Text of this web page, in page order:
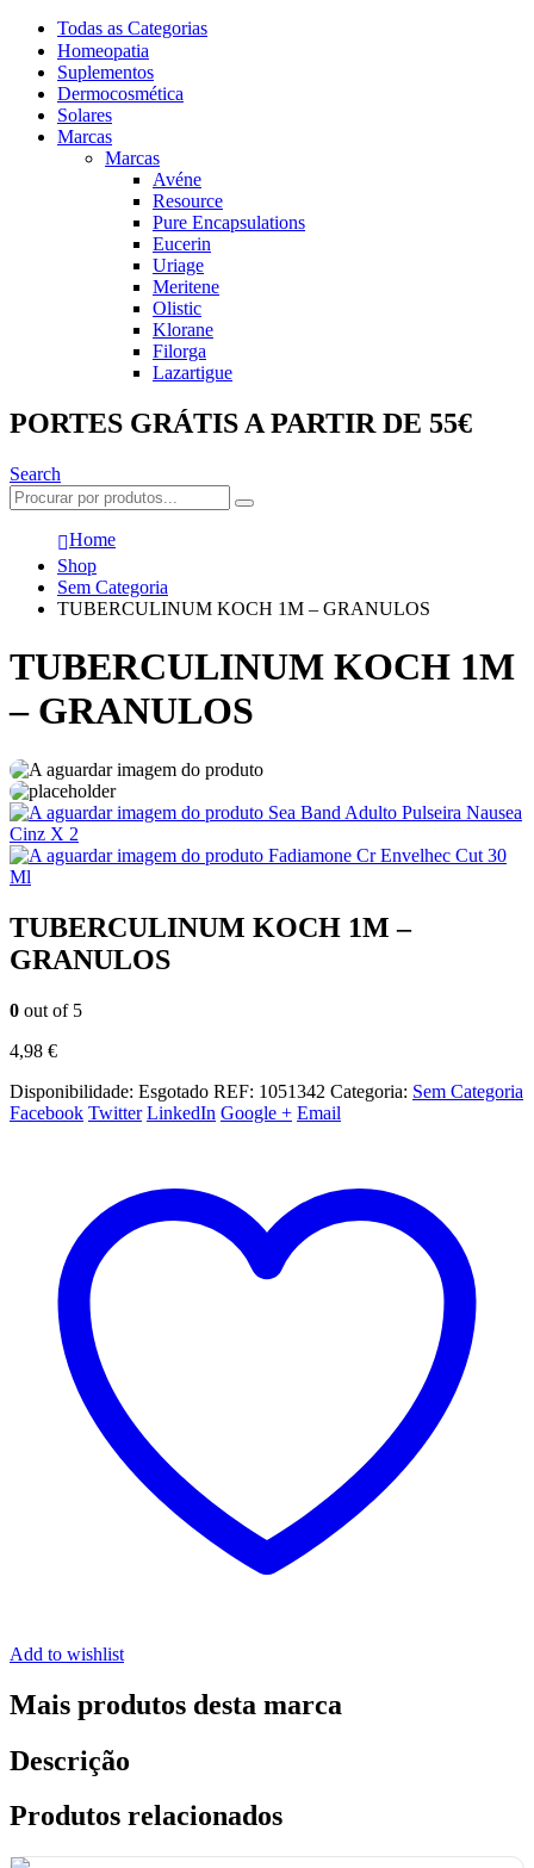
Todas as Categorias
Homeopatia
Suplementos
Dermocosmética
Solares
Marcas
Marcas
Avéne
Resource
Pure Encapsulations
Eucerin
Uriage
Meritene
Olistic
Klorane
Filorga
Lazartigue
PORTES GRÁTIS A PARTIR DE 55€
Search
Home
Shop
Sem Categoria
TUBERCULINUM KOCH 1M – GRANULOS
TUBERCULINUM KOCH 1M
– GRANULOS
Sea Band Adulto Pulseira Nausea
Cinz X 2
Fadiamone Cr Envelhec Cut 30
Ml
TUBERCULINUM KOCH 1M –
GRANULOS
0 out of 5
4,98 €
Disponibilidade: Esgotado REF: 1051342 Categoria: Sem Categoria
Facebook Twitter LinkedIn Google + Email
Add to wishlist
Mais produtos desta marca
Descrição
Produtos relacionados